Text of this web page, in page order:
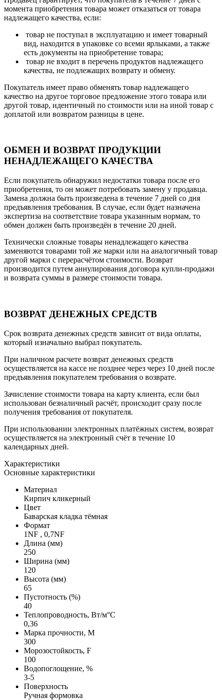
момента приобретения товара может отказаться от товара
надлежащего качества, если:
товар не поступал в эксплуатацию и имеет товарный
вид, находится в упаковке со всеми ярлыками, а также
есть документы на приобретение товара;
товар не входит в перечень продуктов надлежащего
качества, не подлежащих возврату и обмену.
Покупатель имеет право обменять товар надлежащего
качество на другое торговое предложение этого товара или
другой товар, идентичный по стоимости или на иной товар с
доплатой или возвратом разницы в цене.
ОБМЕН И ВОЗВРАТ ПРОДУКЦИИ
НЕНАДЛЕЖАЩЕГО КАЧЕСТВА
Если покупатель обнаружил недостатки товара после его
приобретения, то он может потребовать замену у продавца.
Замена должна быть произведена в течение 7 дней со дня
предъявления требования. В случае, если будет назначена
экспертиза на соответствие товара указанным нормам, то
обмен должен быть произведён в течение 20 дней.
Технически сложные товары ненадлежащего качества
заменяются товарами той же марки или на аналогичный товар
другой марки с перерасчётом стоимости. Возврат
производится путем аннулирования договора купли-продажи
и возврата суммы в размере стоимости товара.
ВОЗВРАТ ДЕНЕЖНЫХ СРЕДСТВ
Срок возврата денежных средств зависит от вида оплаты,
который изначально выбрал покупатель.
При наличном расчете возврат денежных средств
осуществляется на кассе не позднее через через 10 дней после
предъявления покупателем требования о возврате.
Зачисление стоимости товара на карту клиента, если был
использован безналичный расчёт, происходит сразу после
получения требования от покупателя.
При использовании электронных платёжных систем, возврат
осуществляется на электронный счёт в течение 10
календарных дней.
Характеристики
Основные характеристики
Материал
Кирпич кликерный
Цвет
Баварская кладка тёмная
Формат
1NF , 0,7NF
Длина (мм)
250
Ширина (мм)
120
Высота (мм)
65
Пустотность (%)
40
Теплопроводность, Вт/м°С
0,36
Марка прочности, М
300
Морозостойкость, F
100
Водопоглощение, %
3-5
Поверхность
Ручная формовка